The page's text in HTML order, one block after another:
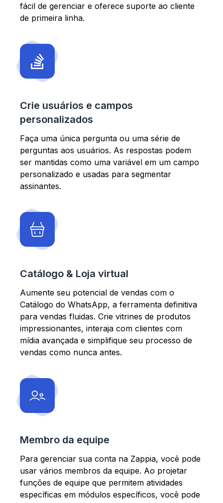
fácil de gerenciar e oferece suporte ao cliente
de primeira linha.
Crie usuários e campos
personalizados
Faça uma única pergunta ou uma série de
perguntas aos usuários. As respostas podem
ser mantidas como uma variável em um campo
personalizado e usadas para segmentar
assinantes.
Catálogo & Loja virtual
Aumente seu potencial de vendas com o
Catálogo do WhatsApp, a ferramenta definitiva
para vendas fluidas. Crie vitrines de produtos
impressionantes, interaja com clientes com
mídia avançada e simplifique seu processo de
vendas como nunca antes.
Membro da equipe
Para gerenciar sua conta na Zappia, você pode
usar vários membros da equipe. Ao projetar
funções de equipe que permitem atividades
específicas em módulos específicos, você pode